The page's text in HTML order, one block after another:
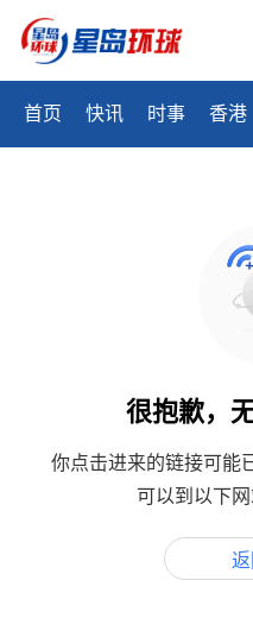
首页 快讯 时事 香港
很抱歉，
你点击进来的链接可能
可以到以下网